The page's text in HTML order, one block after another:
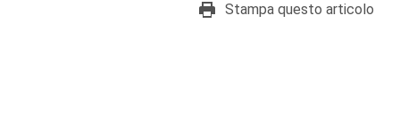
Stampa questo articolo